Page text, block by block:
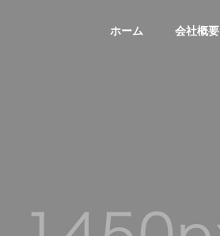
ホーム 会社概要